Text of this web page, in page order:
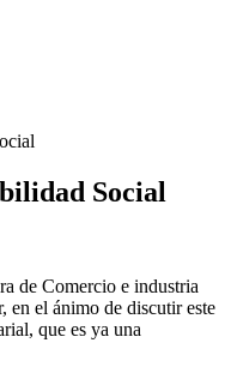
Social
de Comercio e industria
el ánimo de discutir este
que es ya una